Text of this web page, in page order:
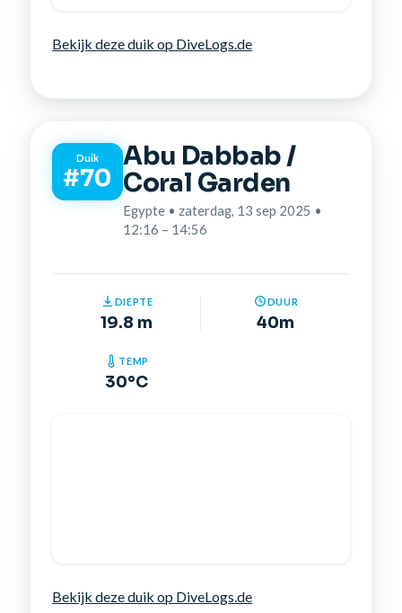
Bekijk deze duik op DiveLogs.de
Duik
#70
Abu Dabbab /
Coral Garden
Egypte • zaterdag, 13 sep 2025 •
12:16 – 14:56
DIEPTE
19.8 m
DUUR
40m
TEMP
30°C
Bekijk deze duik op DiveLogs.de